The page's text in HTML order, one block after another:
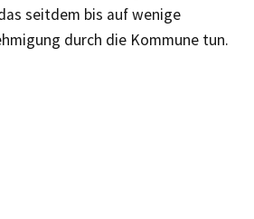
seitdem bis auf wenige
durch die Kommune tun.